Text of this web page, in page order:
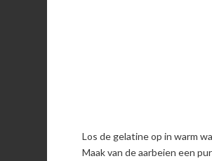
Los de gelatine op in warm
Maak van de aarbeien een